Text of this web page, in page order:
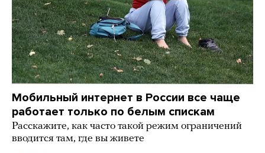
Мобильный интернет в России все чаще
работает только по белым спискам
Расскажите, как часто такой режим ограничений
вводится там, где вы живете